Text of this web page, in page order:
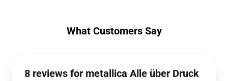
What Customers Say
8 reviews for metallica Alle über Druck